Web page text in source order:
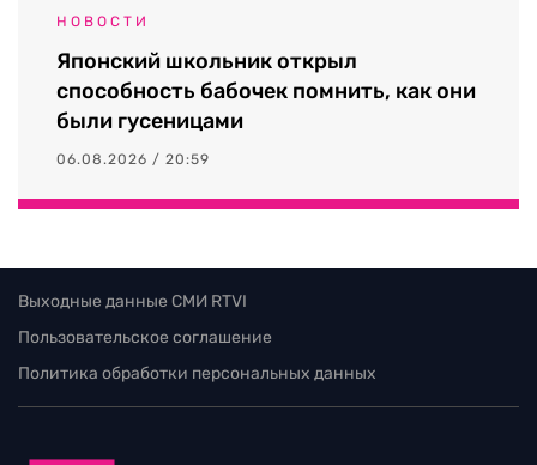
НОВОСТИ
Японский школьник открыл
способность бабочек помнить, как они
были гусеницами
06.08.2026 / 20:59
Выходные данные СМИ RTVI
Пользовательское соглашение
Политика обработки персональных данных